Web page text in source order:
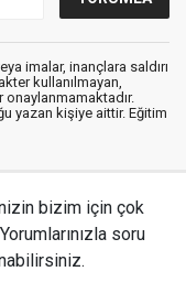
imalar, inançlara saldırı
kullanılmayan,
onaylanmamaktadır.
yazan kişiye aittir. Eğitim
bizim için çok
soru